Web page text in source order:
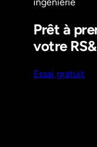
Prêt à
votre
Essai gratuit